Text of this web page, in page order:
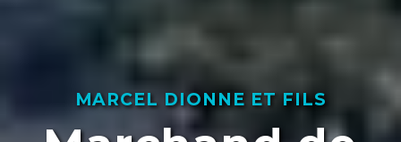
MARCEL DIONNE ET FILS